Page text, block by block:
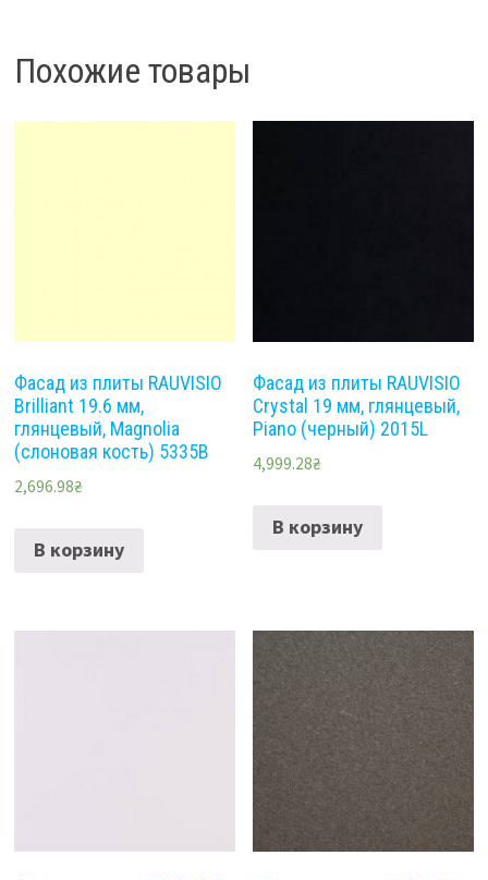
Похожие товары
Фасад из плиты RAUVISIO
Brilliant 19.6 мм,
глянцевый, Magnolia
(слоновая кость) 5335B
2,696.98₴
В корзину
Фасад из плиты RAUVISIO
Crystal 19 мм, глянцевый,
Piano (черный) 2015L
4,999.28₴
В корзину